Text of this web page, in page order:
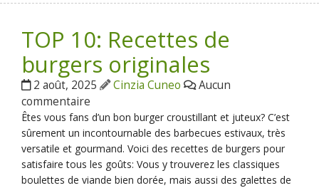
TOP 10: Recettes de
burgers originales
2 août, 2025 Cinzia Cuneo
Aucun
commentaire
Êtes vous fans d’un bon burger croustillant et juteux? C’est
sûrement un incontournable des barbecues estivaux, très
versatile et gourmand. Voici des recettes de burgers pour
satisfaire tous les goûts: Vous y trouverez les classiques
boulettes de viande bien dorée, mais aussi des galettes de